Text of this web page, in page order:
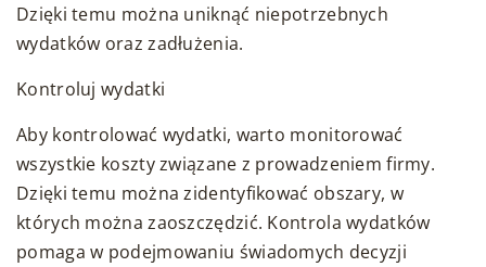
Dzięki temu można uniknąć niepotrzebnych
wydatków oraz zadłużenia.
Kontroluj wydatki
Aby kontrolować wydatki, warto monitorować
wszystkie koszty związane z prowadzeniem firmy.
Dzięki temu można zidentyfikować obszary, w
których można zaoszczędzić. Kontrola wydatków
pomaga w podejmowaniu świadomych decyzji